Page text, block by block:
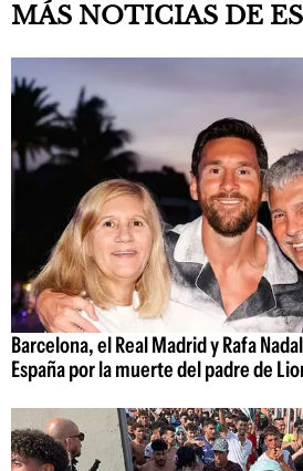
MÁS NOTICIAS DE
Barcelona, el Real Madrid y Rafa
España por la muerte del padre de